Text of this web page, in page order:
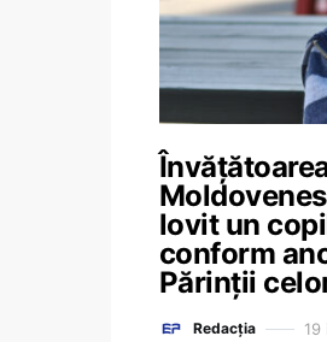
lovit un
conform
Părinții
Redacția 19